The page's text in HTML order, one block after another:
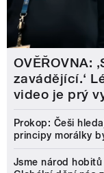
OVĚŘOVNA:
zavádějící.‘
video je prý
Prokop: Češi
principy morálky
Jsme národ